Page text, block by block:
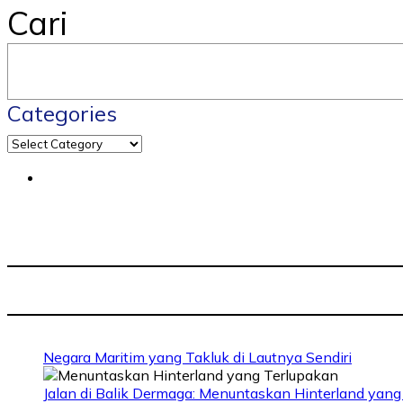
Cari
Categories
Negara Maritim yang Takluk di Lautnya Sendiri
Jalan di Balik Dermaga: Menuntaskan Hinterland